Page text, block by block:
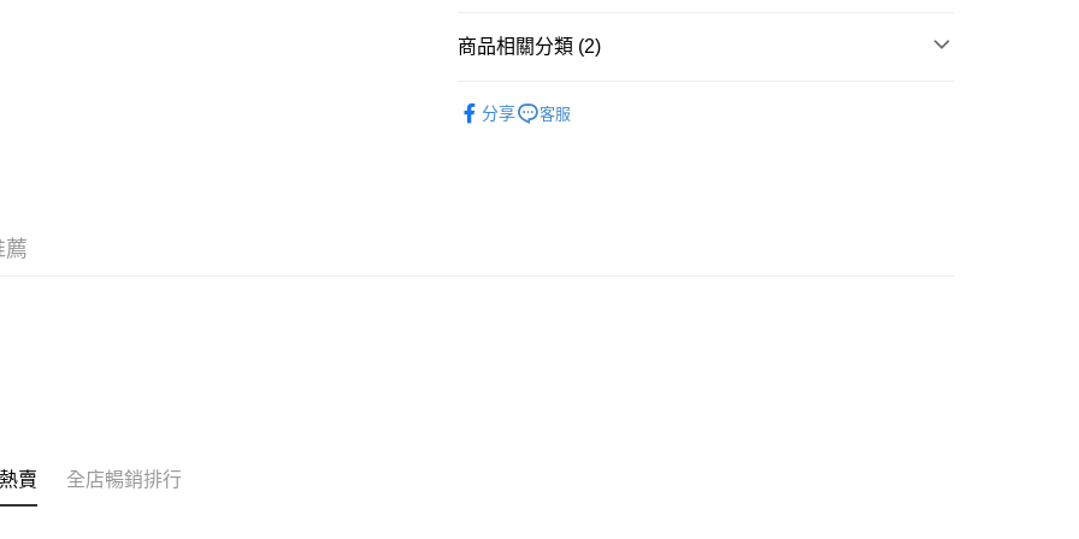
銀行匯款 請將存款存到以下銀行帳戶，並於存款單據寫上訂單編號後電郵
至eshop@colourmix-cosmetics.com** **我們不會處理沒有提供存款單據
取消。
商品相關分類 (2)
分享 客服
薦
賣 全店暢銷排行